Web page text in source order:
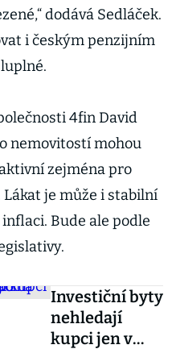
dodává Sedláček.
i českým penzijním
4fin David
nemovitostí mohou
zejména pro
je může i stabilní
Bude ale podle
Investiční byty
nehledají
kupci jen v